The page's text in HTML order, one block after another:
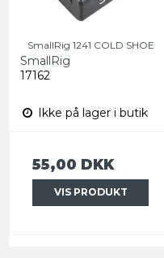
SmallRig 1241 COLD SHOE
SmallRig
17162
Ikke på lager i butik
55,00 DKK
VIS PRODUKT